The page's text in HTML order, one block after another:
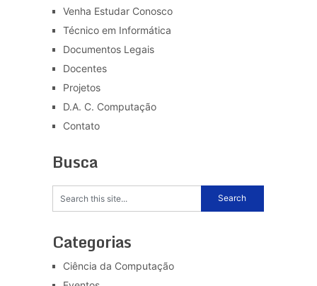
Venha Estudar Conosco
Técnico em Informática
Documentos Legais
Docentes
Projetos
D.A. C. Computação
Contato
Busca
Categorias
Ciência da Computação